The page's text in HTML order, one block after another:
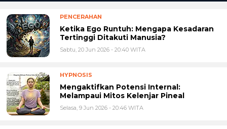
PENCERAHAN
Ketika Ego Runtuh: Mengapa Kesadaran
Tertinggi Ditakuti Manusia?
Sabtu, 20 Jun 2026 - 20:40 WITA
HYPNOSIS
Mengaktifkan Potensi Internal:
Melampaui Mitos Kelenjar Pineal
Selasa, 9 Jun 2026 - 20:46 WITA